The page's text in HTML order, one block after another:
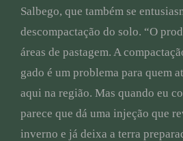
Salbego, que também se
descompactação do solo. “O
áreas de pastagem. A
gado é um problema para quem
aqui na região. Mas quando eu
parece que dá uma injeção que
inverno e já deixa a terra